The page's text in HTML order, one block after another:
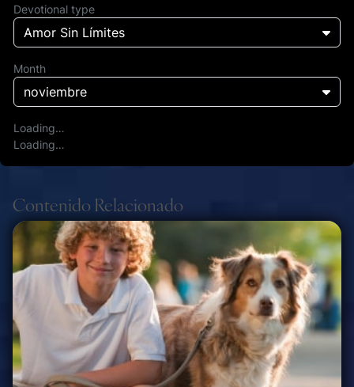
Devotional type
Amor Sin Límites
Month
noviembre
Loading…
Loading…
Contenido Relacionado